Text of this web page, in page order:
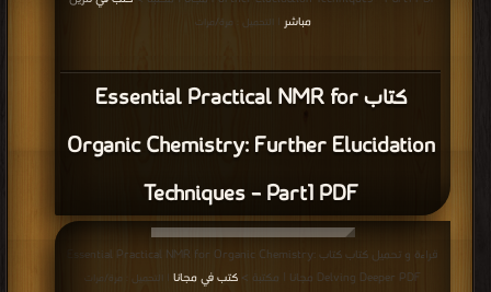
كتاب Essential Practical NMR for
Organic Chemistry: Further Elucidation
Techniques – Part1 PDF
مباشر | التحميل : مرة/مرات
قراءة و تحميل كتاب كتاب Essential Practical NMR for Organic Chemistry:
Delving Deeper PDF مجانا | مكتبة >
كتب في مجانا | التحميل : مرة/مرات